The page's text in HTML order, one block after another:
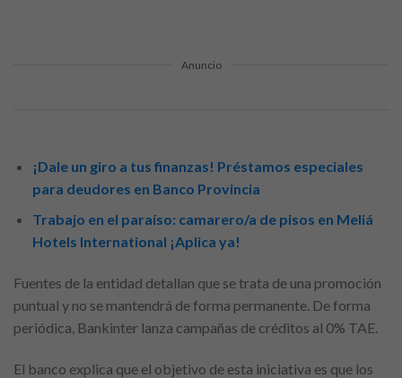
Anuncio
¡Dale un giro a tus finanzas! Préstamos especiales
para deudores en Banco Provincia
Trabajo en el paraíso: camarero/a de pisos en Meliá
Hotels International ¡Aplica ya!
Fuentes de la entidad detallan que se trata de una promoción
puntual y no se mantendrá de forma permanente. De forma
periódica, Bankinter lanza campañas de créditos al 0% TAE.
El banco explica que el objetivo de esta iniciativa es que los